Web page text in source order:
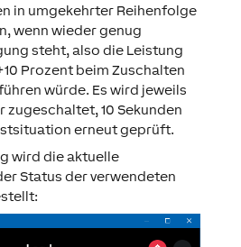
in umgekehrter Reihenfolge
wenn wieder genug
steht, also die Leistung
Prozent beim Zuschalten
würde. Es wird jeweils
zugeschaltet, 10 Sekunden
erneut geprüft.
wird die aktuelle
Status der verwendeten